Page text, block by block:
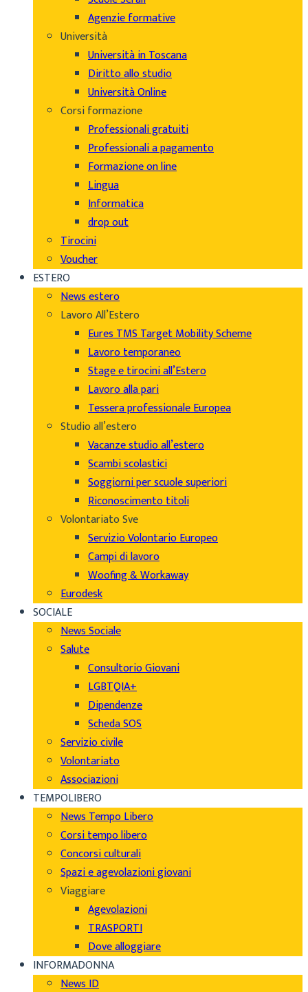
Agenzie formative
Università
Università in Toscana
Diritto allo studio
Università Online
Corsi formazione
Professionali gratuiti
Professionali a pagamento
Formazione on line
Lingua
Informatica
drop out
Tirocini
Voucher
ESTERO
News estero
Lavoro All’Estero
Eures TMS Target Mobility Scheme
Lavoro temporaneo
Stage e tirocini all’Estero
Lavoro alla pari
Tessera professionale Europea
Studio all’estero
Vacanze studio all’estero
Scambi scolastici
Soggiorni per scuole superiori
Riconoscimento titoli
Volontariato Sve
Servizio Volontario Europeo
Campi di lavoro
Woofing & Workaway
Eurodesk
SOCIALE
News Sociale
Salute
Consultorio Giovani
LGBTQIA+
Dipendenze
Scheda SOS
Servizio civile
Volontariato
Associazioni
TEMPOLIBERO
News Tempo Libero
Corsi tempo libero
Concorsi culturali
Spazi e agevolazioni giovani
Viaggiare
Agevolazioni
TRASPORTI
Dove alloggiare
INFORMADONNA
News ID